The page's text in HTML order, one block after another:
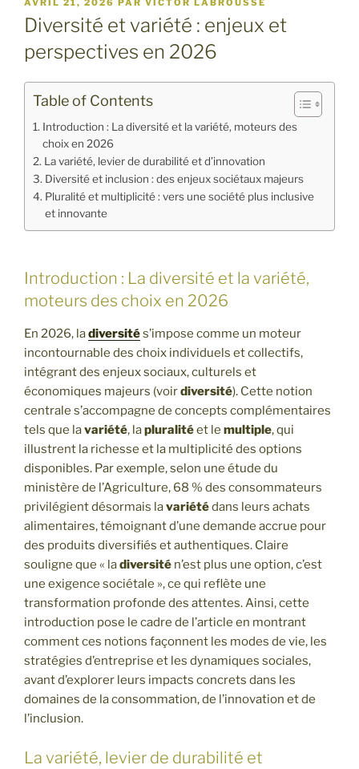
LE
AVRIL 21, 2026 PAR VICTOR LABROUSSE
Diversité et variété : enjeux et
perspectives en 2026
Table of Contents
Introduction : La diversité et la variété, moteurs des
choix en 2026
La variété, levier de durabilité et d’innovation
Diversité et inclusion : des enjeux sociétaux majeurs
Pluralité et multiplicité : vers une société plus inclusive
et innovante
Introduction : La diversité et la variété,
moteurs des choix en 2026
En 2026, ladiversités’impose comme un moteur
incontournable des choix individuels et collectifs,
intégrant des enjeux sociaux, culturels et
économiques majeurs (voirdiversité). Cette notion
centrale s’accompagne de concepts complémentaires
tels que lavariété, lapluralitéet le multiple, qui
illustrent la richesse et la multiplicité des options
disponibles. Par exemple, selon une étude du
ministère de l’Agriculture, 68 % des consommateurs
privilégient désormais lavariétédans leurs achats
alimentaires, témoignant d’une demande accrue pour
des produits diversifiés et authentiques. Claire
souligne que « ladiversité n’est plus une option, c’est
une exigence sociétale », ce qui reflète une
transformation profonde des attentes. Ainsi, cette
introduction pose le cadre de l’article en montrant
comment ces notions façonnent les modes de vie, les
stratégies d’entreprise et les dynamiques sociales,
avant d’explorer leurs impacts concrets dans les
domaines de la consommation, de l’innovation et de
l’inclusion.
La variété, levier de durabilité et